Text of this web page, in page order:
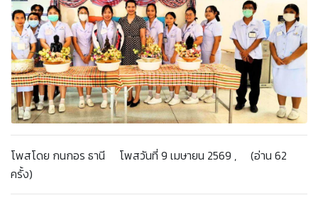
โพสโดย กนกอร ธานี โพสวันที่ 9 เมษายน 2569 , (อ่าน 62
ครั้ง)